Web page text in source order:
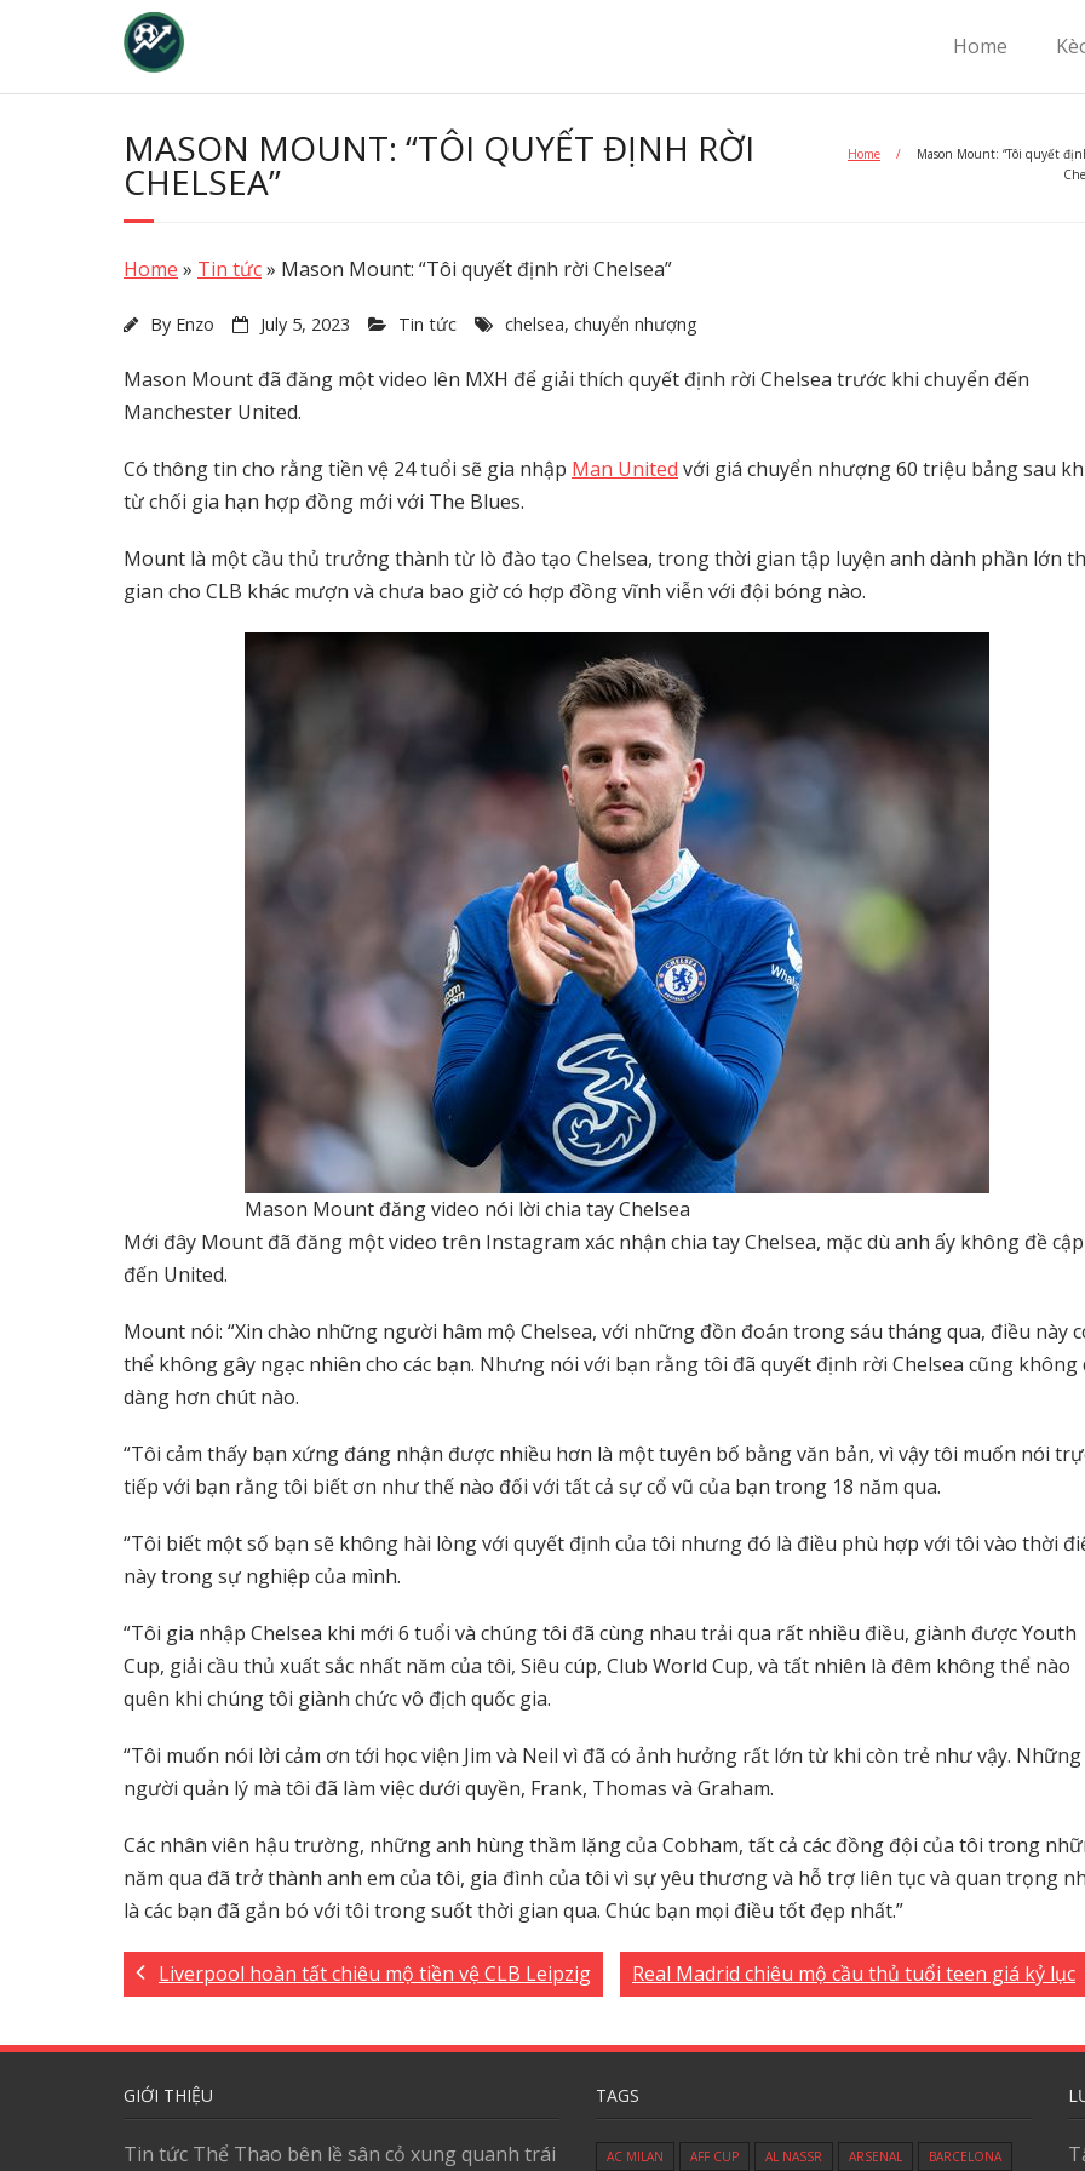
Home
MASON MOUNT: “TÔI QUYẾT ĐỊNH RỜI
CHELSEA”
Home /
Mason Mount: “Tôi quyết
Home » Tin tức» Mason Mount: “Tôi quyết định rời Chelsea”
By Enzo July 5, 2023 Tin tức chelsea, chuyển nhượng
Mason Mount đã đăng một video lên MXH để giải thích quyết định rời Chelsea trước khi chuyển đến
Manchester United.
Có thông tin cho rằng tiền vệ 24 tuổi sẽ gia nhập Man United với giá chuyển nhượng 60 triệu bảng sau
từ chối gia hạn hợp đồng mới với The Blues.
Mount là một cầu thủ trưởng thành từ lò đào tạo Chelsea, trong thời gian tập luyện anh dành phần lớn
gian cho CLB khác mượn và chưa bao giờ có hợp đồng vĩnh viễn với đội bóng nào.
Mason Mount đăng video nói lời chia tay Chelsea
Mới đây Mount đã đăng một video trên Instagram xác nhận chia tay Chelsea, mặc dù anh ấy không đề cập
đến United.
Mount nói: “Xin chào những người hâm mộ Chelsea, với những đồn đoán trong sáu tháng qua, điều này
thể không gây ngạc nhiên cho các bạn. Nhưng nói với bạn rằng tôi đã quyết định rời Chelsea cũng không
dàng hơn chút nào.
“Tôi cảm thấy bạn xứng đáng nhận được nhiều hơn là một tuyên bố bằng văn bản, vì vậy tôi muốn nói
tiếp với bạn rằng tôi biết ơn như thế nào đối với tất cả sự cổ vũ của bạn trong 18 năm qua.
“Tôi biết một số bạn sẽ không hài lòng với quyết định của tôi nhưng đó là điều phù hợp với tôi vào thời
này trong sự nghiệp của mình.
“Tôi gia nhập Chelsea khi mới 6 tuổi và chúng tôi đã cùng nhau trải qua rất nhiều điều, giành được Youth
Cup, giải cầu thủ xuất sắc nhất năm của tôi, Siêu cúp, Club World Cup, và tất nhiên là đêm không thể nào
quên khi chúng tôi giành chức vô địch quốc gia.
“Tôi muốn nói lời cảm ơn tới học viện Jim và Neil vì đã có ảnh hưởng rất lớn từ khi còn trẻ như vậy. Những
người quản lý mà tôi đã làm việc dưới quyền, Frank, Thomas và Graham.
Các nhân viên hậu trường, những anh hùng thầm lặng của Cobham, tất cả các đồng đội của tôi trong
năm qua đã trở thành anh em của tôi, gia đình của tôi vì sự yêu thương và hỗ trợ liên tục và quan trọng
là các bạn đã gắn bó với tôi trong suốt thời gian qua. Chúc bạn mọi điều tốt đẹp nhất.”
Liverpool hoàn tất chiêu mộ tiền vệ CLB Leipzig Real Madrid chiêu mộ cầu thủ tuổi teen giá kỷ lục
GIỚI THIỆU
Tin tức Thể Thao bên lề sân cỏ xung quanh trái
TAGS
AC MILAN AFF CUP AL NASSR ARSENAL BARCELONA